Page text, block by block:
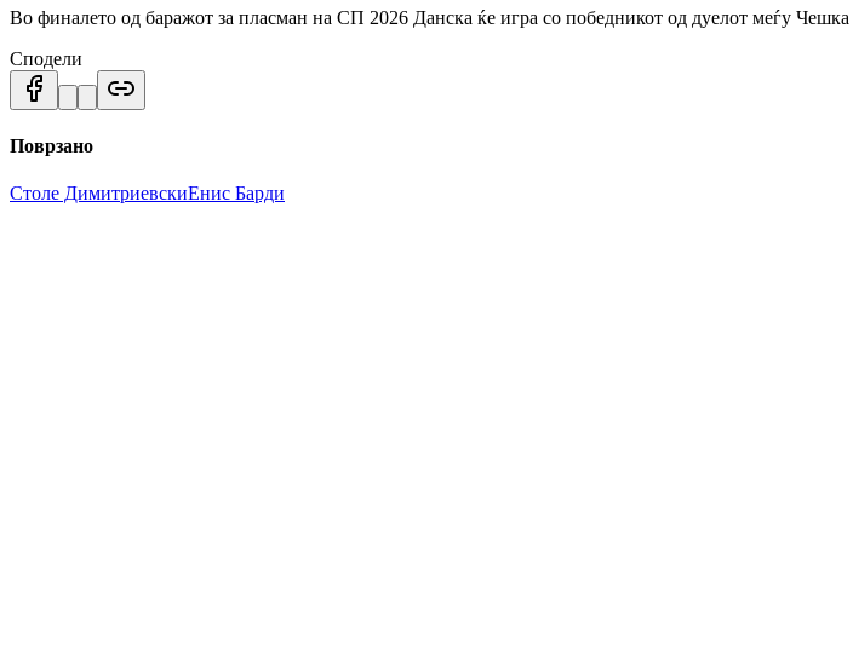
Во финалето од баражот за пласман на СП 2026 Данска ќе игра со победникот од дуелот меѓу
Сподели
Поврзано
Столе ДимитриевскиЕнис Барди